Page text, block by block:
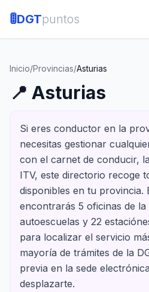
🚦DGTpuntos
Inicio/Provincias/Asturias
📍 Asturias
Si eres conductor en la
necesitas gestionar
con el carnet de conducir,
ITV, este directorio recoge
disponibles en tu provincia.
encontrarás 5 oficinas de la
autoescuelas y 22
para localizar el servicio
mayoría de trámites de la
previa en la sede
desplazarte.